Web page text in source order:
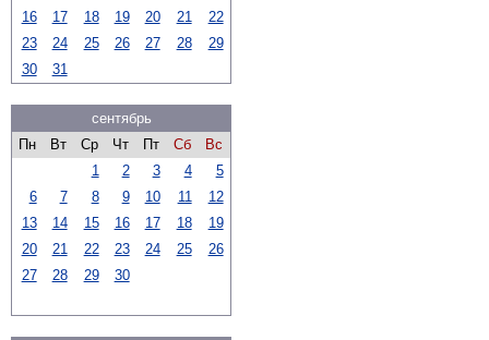
16
17 18 19 20 21
22
23
24 25 26 27 28
29
30
31
сентябрь
Пн
Вт Ср Чт Пт Сб
Вс
1
2 3 4
5
6
7 8 9 10 11
12
13
14 15 16 17 18
19
20
21 22 23 24 25
26
27
28 29 30